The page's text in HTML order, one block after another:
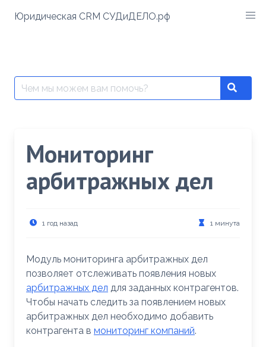
Юридическая CRM СУДиДЕЛО.рф
Поиск:
Search
Мониторинг
арбитражных дел
1 год назад 1 минута
Модуль мониторинга арбитражных дел
позволяет отслеживать появления новых
арбитражных дел для заданных контрагентов.
Чтобы начать следить за появлением новых
арбитражных дел необходимо добавить
контрагента в мониторинг компаний.